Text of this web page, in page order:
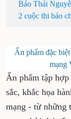
Báo Thái
2 cuộc thi báo
Ấn phẩm đặc
mạng
Ấn phẩm tập
sắc, khắc họa
mạng - từ những